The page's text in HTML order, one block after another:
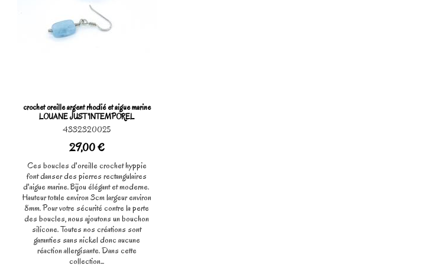
crochet oreille argent rhodié et aigue marine
LOUANE JUST'INTEMPOREL
4332320025
29,00 €
Ces boucles d'oreille crochet hyppie
font danser des pierres rectangulaires
d'aigue marine. Bijou élégant et moderne.
Hauteur totale environ 3cm largeur environ
8mm. Pour votre sécurité contre la perte
des boucles, nous ajoutons un bouchon
silicone. Toutes nos créations sont
garanties sans nickel donc aucune
réaction allergisante. Dans cette
collection...